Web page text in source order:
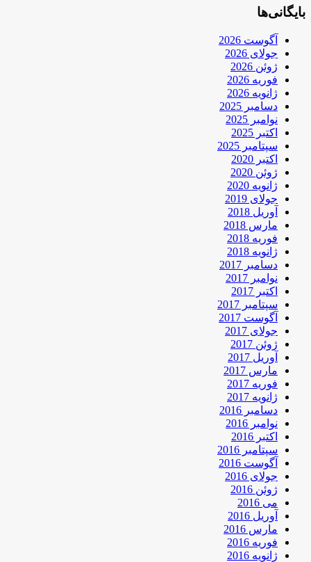
بایگانی‌ها
آگوست 2026
جولای 2026
ژوئن 2026
فوریه 2026
ژانویه 2026
دسامبر 2025
نوامبر 2025
اکتبر 2025
سپتامبر 2025
اکتبر 2020
ژوئن 2020
ژانویه 2020
جولای 2019
آوریل 2018
مارس 2018
فوریه 2018
ژانویه 2018
دسامبر 2017
نوامبر 2017
اکتبر 2017
سپتامبر 2017
آگوست 2017
جولای 2017
ژوئن 2017
آوریل 2017
مارس 2017
فوریه 2017
ژانویه 2017
دسامبر 2016
نوامبر 2016
اکتبر 2016
سپتامبر 2016
آگوست 2016
جولای 2016
ژوئن 2016
می 2016
آوریل 2016
مارس 2016
فوریه 2016
ژانویه 2016